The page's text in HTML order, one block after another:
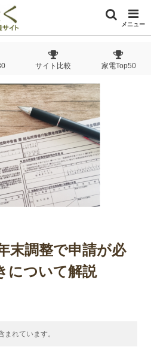
メニュー
サイト比較 家電Top50
末調整で申請が必
について解説
れています。